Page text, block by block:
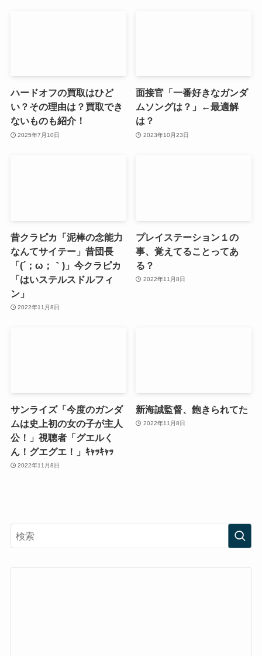
ハードオフの買取はひど
い？その理由は？買取でき
ないものも紹介！
2025年7月10日
面接官「一番好きなガンダ
ムソングは？」←最適解
は？
2023年10月23日
昔クラピカ「泥棒の念能力
なんてサイテー」昔団長
「(´；ω；｀)」今クラピカ
「はいステルスドルフィ
ン」
2022年11月8日
プレイステーション１の
事、覚えてることってあ
る？
2022年11月8日
サンライズ「今度のガンダ
ムは史上初の女の子が主人
公！」視聴者「グエルく
ん！グエグエ！」ｷｬｯｷｬｯ
2022年11月8日
新海誠監督、飽きられてた
2022年11月8日